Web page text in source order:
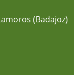
(Badajoz)